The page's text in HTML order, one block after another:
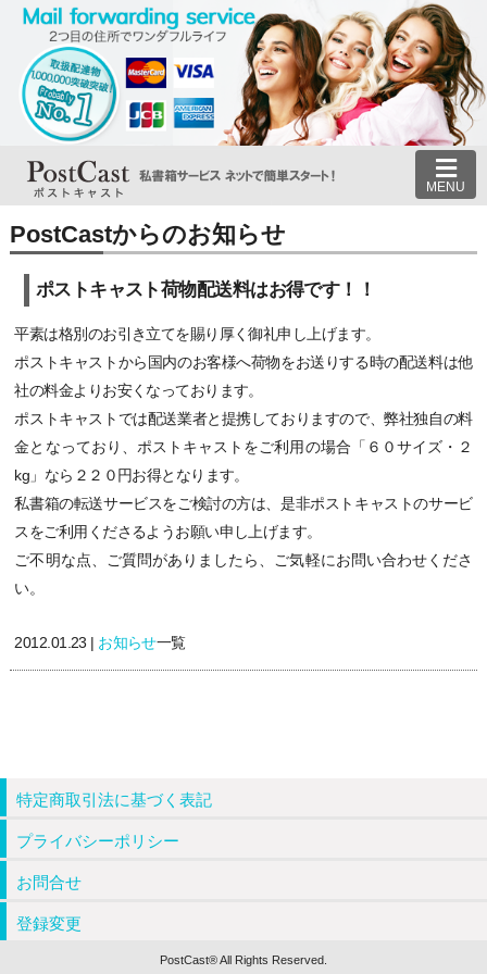
MENU
PostCastからのお知らせ
ポストキャスト荷物配送料はお得です！！
平素は格別のお引き立てを賜り厚く御礼申し上げます。
ポストキャストから国内のお客様へ荷物をお送りする時の配送料は他
社の料金よりお安くなっております。
ポストキャストでは配送業者と提携しておりますので、弊社独自の料
金となっており、ポストキャストをご利用の場合「６０サイズ・２
kg」なら２２０円お得となります。
私書箱の転送サービスをご検討の方は、是非ポストキャストのサービ
スをご利用くださるようお願い申し上げます。
ご不明な点、ご質問がありましたら、ご気軽にお問い合わせくださ
い。
2012.01.23 | お知らせ一覧
特定商取引法に基づく表記
プライバシーポリシー
お問合せ
登録変更
PostCast® All Rights Reserved.